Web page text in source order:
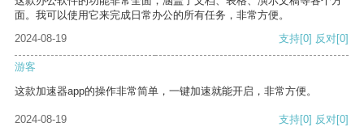
面。我可以使用它来完成日常办公的所有任务，非常方便。
2024-08-19
支持[0] 反对[0]
游客
这款加速器app的操作非常简单，一键加速就能开启，非常方便。
2024-08-19 支持[0] 反对[0]